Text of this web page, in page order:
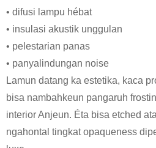
• difusi lampu hébat
• insulasi akustik unggulan
• pelestarian panas
• panyalindungan noise
Lamun datang ka estetika, kaca
bisa nambahkeun pangaruh
interior Anjeun. Éta bisa etched
ngahontal tingkat opaqueness